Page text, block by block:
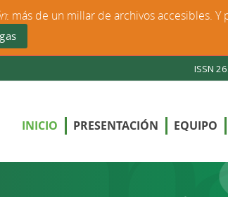
ISSN
INICIO PRESENTACIÓN EQUIPO
: más de un millar de archivos accesibles.